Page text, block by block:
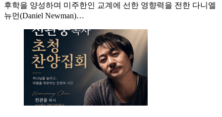
후학을 양성하며 미주한인 교계에 선한 영향력을 전한 다니엘
뉴먼(Daniel Newman)…